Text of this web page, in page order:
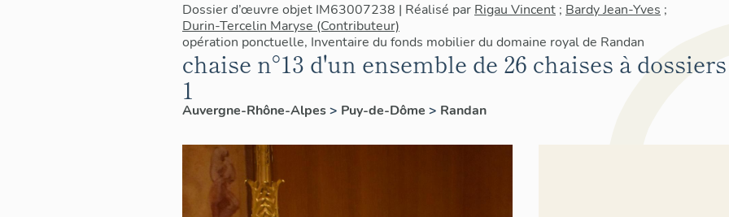
Dossier d’œuvre objet IM63007238 | Réalisé par Rigau Vincent ; Bardy Jean-Yves ;
Durin-Tercelin Maryse (Contributeur)
opération ponctuelle, Inventaire du fonds mobilier du domaine royal de Randan
chaise n°13 d'un ensemble de 26 chaises à
1
Auvergne-Rhône-Alpes> Puy-de-Dôme > Randan